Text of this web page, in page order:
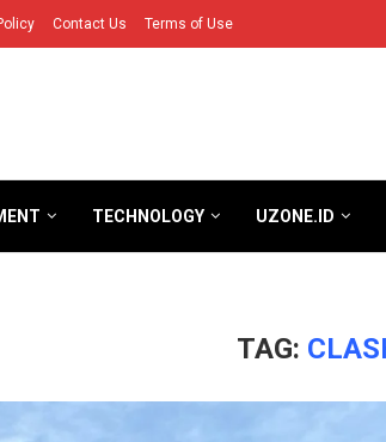
Contact Us Terms of Use
TECHNOLOGY UZONE.ID
TAG: